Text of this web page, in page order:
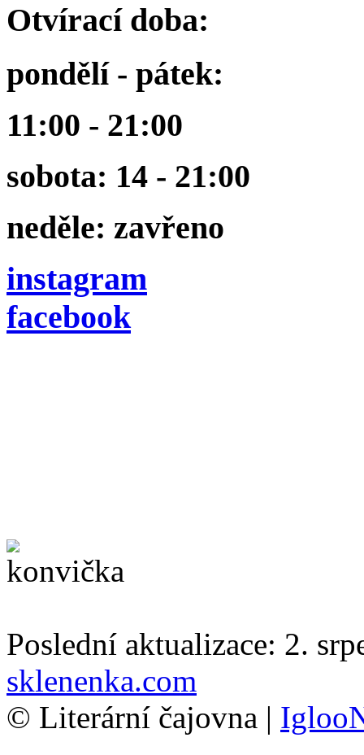
Otvírací doba:
pondělí - pátek:
11:00 - 21:00
sobota: 14 - 21:00
neděle: zavřeno
instagram
facebook
Poslední aktualizace: 2.
sklenenka.com
© Literární čajovna |